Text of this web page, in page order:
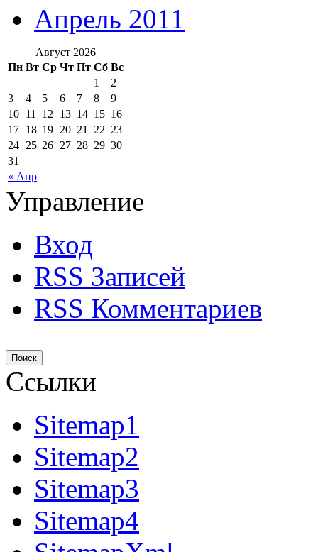
Апрель 2011
Август 2026
Пн Вт Ср Чт Пт Сб Вс
« Апр
1
2
3
4 5 6 7 8
9
10 11 12 13 14 15 16
17 18 19 20 21 22 23
24 25 26 27 28 29 30
31
Управление
Вход
RSS Записей
RSS Комментариев
Ссылки
Sitemap1
Sitemap2
Sitemap3
Sitemap4